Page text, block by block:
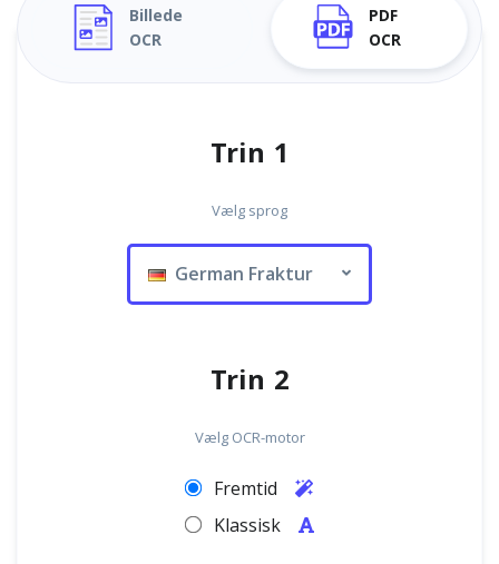
Billede
OCR
PDF
OCR
Trin 1
Vælg sprog
German Fraktur
Trin 2
Vælg OCR-motor
Fremtid
Klassisk